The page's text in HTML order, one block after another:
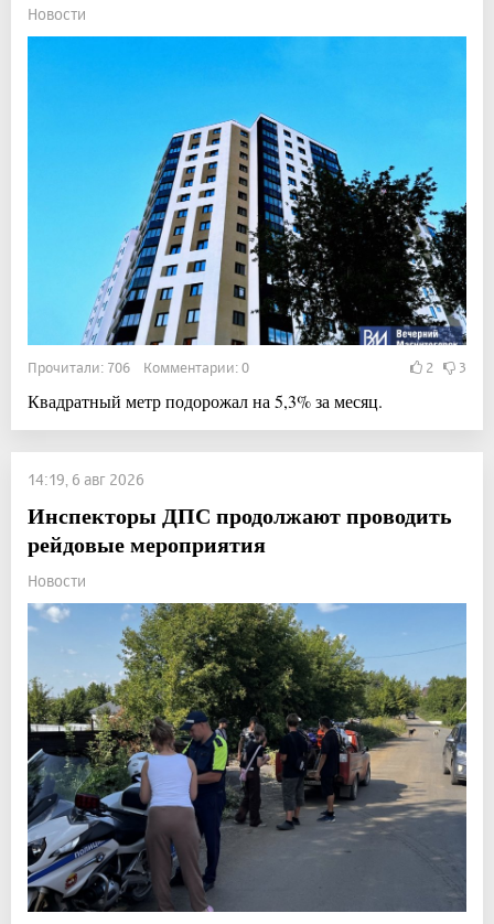
Новости
Прочитали: 706 Комментарии: 0 2 3
Квадратный метр подорожал на 5,3% за месяц.
14:19, 6 авг 2026
Инспекторы ДПС продолжают проводить
рейдовые мероприятия
Новости